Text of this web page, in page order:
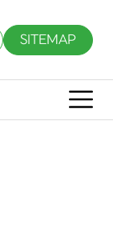
SITEMAP